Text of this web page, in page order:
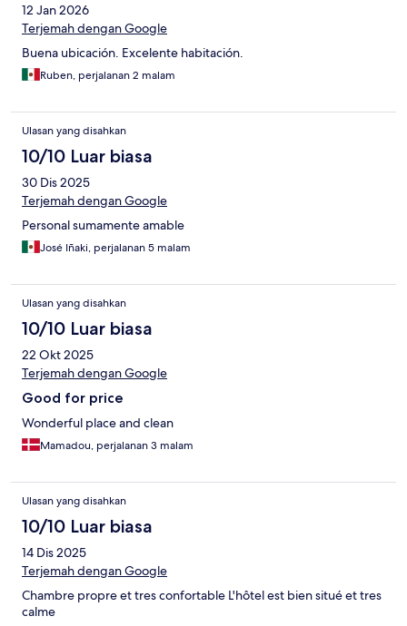
12 Jan 2026
Terjemah dengan Google
Buena ubicación. Excelente habitación.
Ruben, perjalanan 2 malam
Ulasan yang disahkan
10/10 Luar biasa
30 Dis 2025
Terjemah dengan Google
Personal sumamente amable
José Iñaki, perjalanan 5 malam
Ulasan yang disahkan
10/10 Luar biasa
22 Okt 2025
Terjemah dengan Google
Good for price
Wonderful place and clean
Mamadou, perjalanan 3 malam
Ulasan yang disahkan
10/10 Luar biasa
14 Dis 2025
Terjemah dengan Google
Chambre propre et tres confortable L'hôtel est bien situé et tres
calme